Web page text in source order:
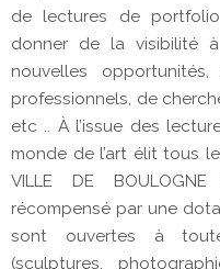
de lectures de
donner de la visibilité
nouvelles
professionnels, de
etc .. À l’issue des
monde de l’art élit tous
VILLE DE
récompensé par une
sont ouvertes à
(sculptures,